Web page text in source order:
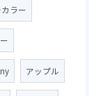
ラー
アップル